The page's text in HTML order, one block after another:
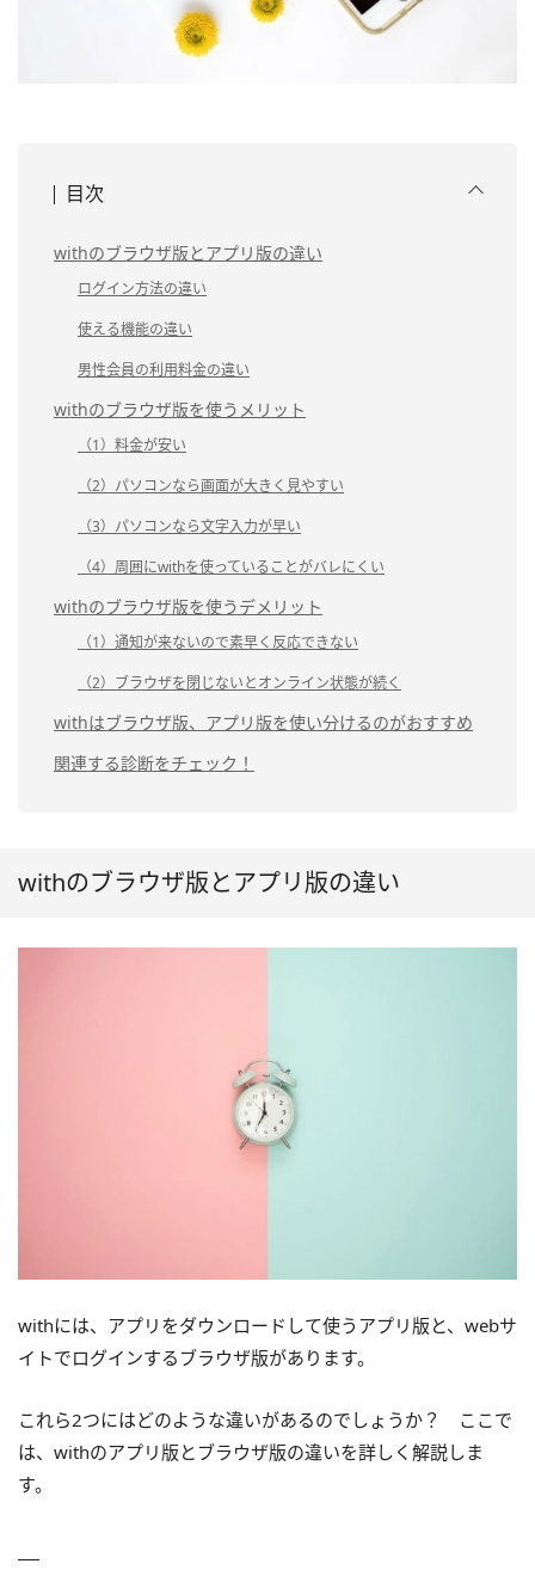
目次
withのブラウザ版とアプリ版の違い
ログイン方法の違い
使える機能の違い
男性会員の利用料金の違い
withのブラウザ版を使うメリット
（1）料金が安い
（2）パソコンなら画面が大きく見やすい
（3）パソコンなら文字入力が早い
（4）周囲にwithを使っていることがバレにくい
withのブラウザ版を使うデメリット
（1）通知が来ないので素早く反応できない
（2）ブラウザを閉じないとオンライン状態が続く
withはブラウザ版、アプリ版を使い分けるのがおすすめ
関連する診断をチェック！
withのブラウザ版とアプリ版の違い
withには、アプリをダウンロードして使うアプリ版と、webサ
イトでログインするブラウザ版があります。
これら2つにはどのような違いがあるのでしょうか？ ここで
は、withのアプリ版とブラウザ版の違いを詳しく解説しま
す。